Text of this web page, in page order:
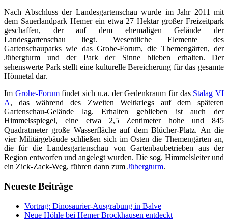
Nach Abschluss der Landesgartenschau wurde im Jahr 2011 mit
dem Sauerlandpark Hemer ein etwa 27 Hektar großer Freizeitpark
geschaffen, der auf dem ehemaligen Gelände der
Landesgartenschau liegt. Wesentliche Elemente des
Gartenschauparks wie das Grohe-Forum, die Themengärten, der
Jübergturm und der Park der Sinne blieben erhalten. Der
sehenswerte Park stellt eine kulturelle Bereicherung für das gesamte
Hönnetal dar.
Im Grohe-Forumfindet sich u.a. der Gedenkraum für das Stalag VI
A, das während des Zweiten Weltkriegs auf dem späteren
Gartenschau-Gelände lag. Erhalten geblieben ist auch der
Himmelsspiegel, eine etwa 2,5 Zentimeter hohe und 845
Quadratmeter große Wasserfläche auf dem Blücher-Platz. An die
vier Militärgebäude schließen sich im Osten die Themengärten an,
die für die Landesgartenschau von Gartenbaubetrieben aus der
Region entworfen und angelegt wurden. Die sog. Himmelsleiter und
ein Zick-Zack-Weg, führen dann zum Jübergturm.
Neueste Beiträge
Vortrag: Dinosaurier-Ausgrabung in Balve
Neue Höhle bei Hemer Brockhausen entdeckt